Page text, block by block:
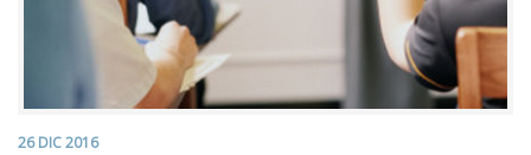
26 DIC 2016